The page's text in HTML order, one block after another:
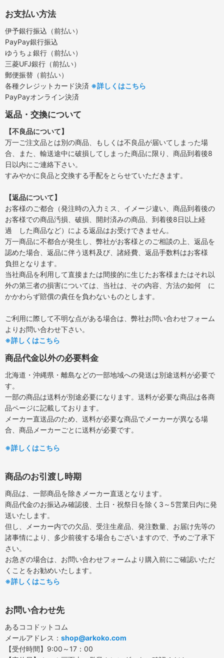
お支払い方法
伊予銀行振込（前払い）
PayPay銀行振込
ゆうちょ銀行（前払い）
三菱UFJ銀行（前払い）
郵便振替（前払い）
各種クレジットカード決済 ※詳しくはこちら
PayPayオンライン決済
返品・交換について
【不良品について】
万一ご注文品とは別の商品、もしくは不良品が届いてしまった場
合、また、輸送途中に破損してしまった商品に限り、商品到着後8
日以内にご連絡下さい。
すみやかに良品と交換する手配をとらせていただきます。
【返品について】
お客様のご都合（発注時の入力ミス、イメージ違い、商品到着後の
お客様での商品汚損、破損、開封済みの商品、到着後8日以上経
過 した商品など）による返品はお受けできません。
万一商品に不都合が発生し、弊社がお客様とのご相談の上、返品を
認めた場合、返品に伴う送料及び、諸経費、返品手数料はお客様
負担となります。
当社商品を利用して直接または間接的に生じたお客様またはそれ以
外の第三者の損害については、当社は、その内容、方法の如何 に
かかわらず賠償の責任を負わないものとします。
ご利用に際して不明な点がある場合は、弊社お問い合わせフォーム
よりお問い合わせ下さい。
※詳しくはこちら
商品代金以外の必要料金
北海道・沖縄県・離島などの一部地域への発送は別途送料が必要で
す。
一部の商品は送料が別途必要になります。送料が必要な商品は各商
品ページに記載しております。
メーカー直送品のため、送料が必要な商品でメーカーが異なる場
合、商品メーカーごとに送料が必要です。
※詳しくはこちら
商品のお引渡し時期
商品は、一部商品を除きメーカー直送となります。
商品代金のお振込み確認後、土日・祝祭日を除く3～5営業日内に発
送いたします。
但し、メーカー内での欠品、受注生産品、発注数量、お届け先等の
諸事情により、多少前後する場合もございますので、予めご了承下
さい。
お急ぎの場合は、お問い合わせフォームより購入前にご確認いただ
くことをお勧めいたします。
※詳しくはこちら
お問い合わせ先
あるココドットコム
メールアドレス： shop@arkoko.com
【受付時間】9:00～17：00